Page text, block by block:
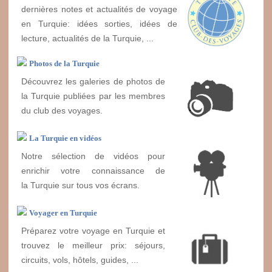
dernières notes et actualités de voyage
en Turquie: idées sorties, idées de
lecture, actualités de la Turquie, ...
Photos de la Turquie
Découvrez les galeries de photos de
la Turquie publiées par les membres
du club des voyages.
La Turquie en vidéos
Notre sélection de vidéos pour
enrichir votre connaissance de
la Turquie sur tous vos écrans.
Voyager en Turquie
Préparez votre voyage en Turquie et
trouvez le meilleur prix: séjours,
circuits, vols, hôtels, guides, ...